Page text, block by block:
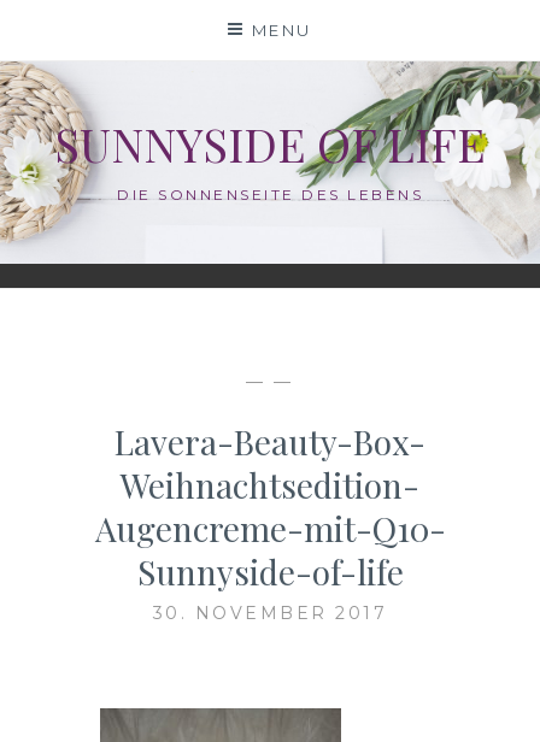
content
MENU
SUNNYSIDE OF LIFE
DIE SONNENSEITE DES LEBENS
— —
Lavera-Beauty-Box-
Weihnachtsedition-
Augencreme-mit-Q10-
Sunnyside-of-life
30. NOVEMBER 2017